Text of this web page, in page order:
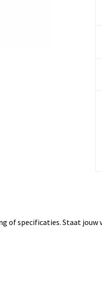
specificaties. Staat jouw